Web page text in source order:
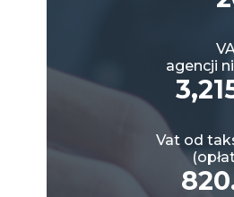
agencji
Vat od